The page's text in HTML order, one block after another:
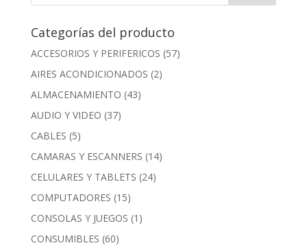
Categorías del producto
ACCESORIOS Y PERIFERICOS (57)
AIRES ACONDICIONADOS (2)
ALMACENAMIENTO (43)
AUDIO Y VIDEO (37)
CABLES (5)
CAMARAS Y ESCANNERS (14)
CELULARES Y TABLETS (24)
COMPUTADORES (15)
CONSOLAS Y JUEGOS (1)
CONSUMIBLES (60)